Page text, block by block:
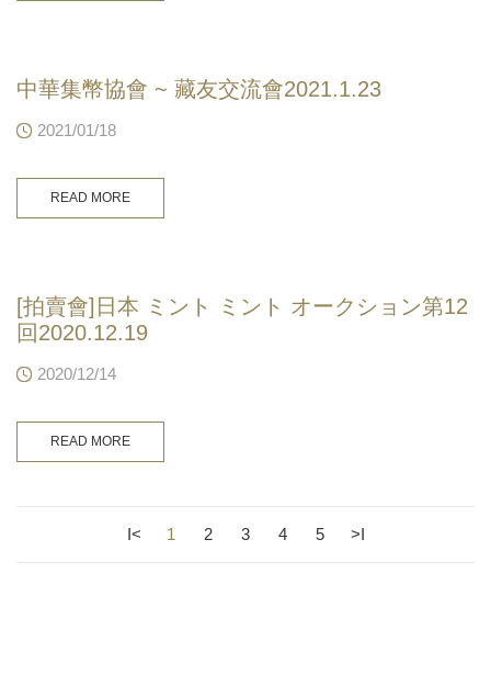
中華集幣協會 ~ 藏友交流會2021.1.23
2021/01/18
READ MORE
[拍賣會]日本 ミント ミント オークション第12
回2020.12.19
2020/12/14
READ MORE
I< 1 2 3 4 5 >I